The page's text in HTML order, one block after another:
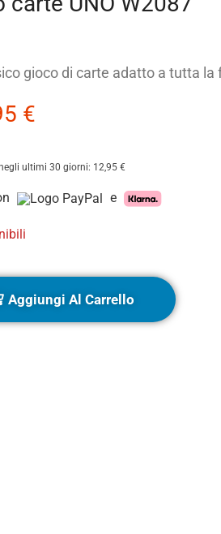
gioco di carte adatto a tutta
€
ultimi 30 giorni: 12,95 €
e
Aggiungi Al Carrello